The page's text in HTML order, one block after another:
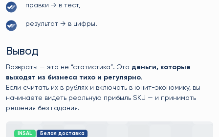
правки → в тест,
результат → в цифры.
Вывод
Возвраты — это не “статистика”. Это деньги, которые
выходят из бизнеса тихо и регулярно.
Если считать их в рублях и включать в юнит-экономику, вы
начинаете видеть реальную прибыль SKU — и принимать
решения без гадания.
INSAL Белая доставка